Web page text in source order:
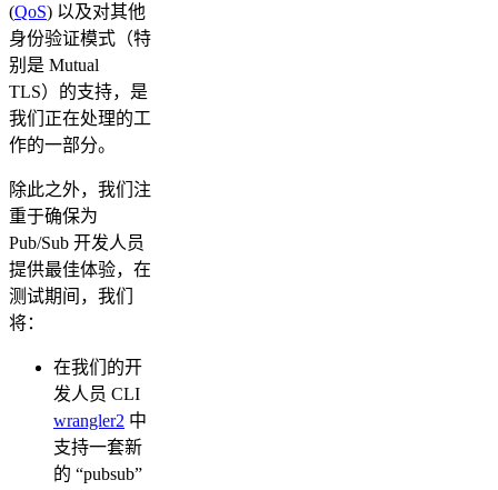
(QoS) 以及对其他
身份验证模式（特
别是 Mutual
TLS）的支持，是
我们正在处理的工
作的一部分。
除此之外，我们注
重于确保为
Pub/Sub 开发人员
提供最佳体验，在
测试期间，我们
将：
在我们的开
发人员 CLI
wrangler2 中
支持一套新
的 “pubsub”